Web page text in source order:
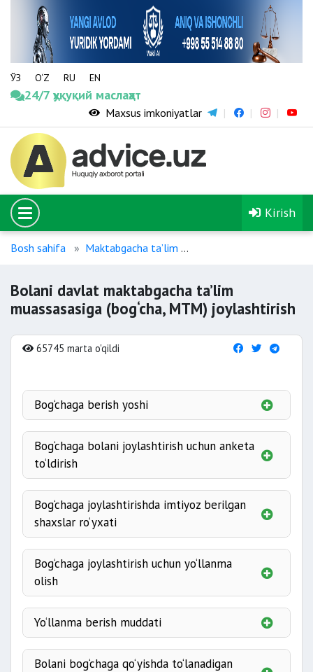
ЎЗ O‘Z RU EN
24/7 ҳуқуқий маслаҳат
Maxsus imkoniyatlar
Kirish
Bosh sahifa Maktabgacha ta’lim
Bolani davlat maktabgacha ta’lim
muassasasiga (bog‘cha, MTM) joylashtirish
65745 marta o'qildi
Bog‘chaga berish yoshi
2022-yil 1 apreldan boshlab
Bog‘chaga bolani joylashtirish uchun anketa
to‘ldirish
Bog‘chaga joylashtirishda imtiyoz berilgan
shaxslar ro‘yxati
Bog‘chaga joylashtirish uchun yo‘llanma
olish
Yo‘llanma berish muddati
bir ish kuni ichida
Bolani bog‘chaga qo‘yishda to‘lanadigan